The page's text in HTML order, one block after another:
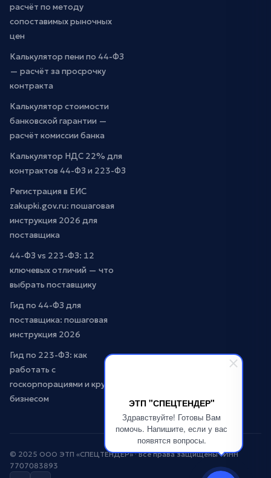
ЭТП "СПЕЦТЕНДЕР"
Здравствуйте! Готовы Вам
помочь. Напишите, если у вас
появятся вопросы.
расчёт по методу
сопоставимых рыночных
цен
Калькулятор пени по 44-ФЗ
— расчёт за просрочку
контракта
Калькулятор стоимости
банковской гарантии —
расчёт комиссии банка
Калькулятор НДС 22% для
контрактов 44-ФЗ и 223-ФЗ
Регистрация в ЕИС
zakupki.gov.ru: пошаговая
инструкция 2026 для
поставщика
44-ФЗ vs 223-ФЗ: 12
ключевых отличий — что
выбрать поставщику
Гид по 44-ФЗ для
поставщика: пошаговая
инструкция 2026
Гид по 223-ФЗ: как
работать с
госкорпорациями и крупным
бизнесом
© 2025 ООО ЭТП «СПЕЦТЕНДЕР» · Все права защищены · ИНН
7707083893